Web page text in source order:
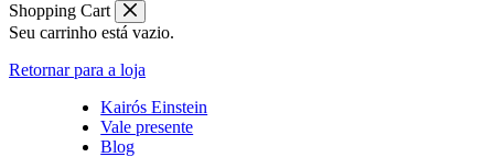
Shopping Cart
Seu carrinho está vazio.
Retornar para a loja
Kairós Einstein
Vale presente
Blog